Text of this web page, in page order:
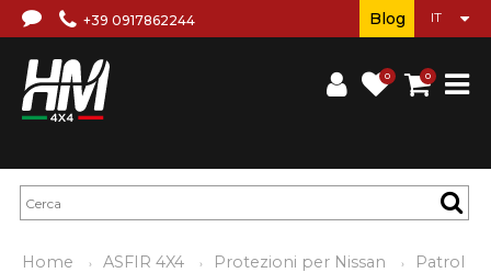
+39 0917862244
0 0
Blog
Home ASFIR 4X4 Protezioni per Nissan Patrol